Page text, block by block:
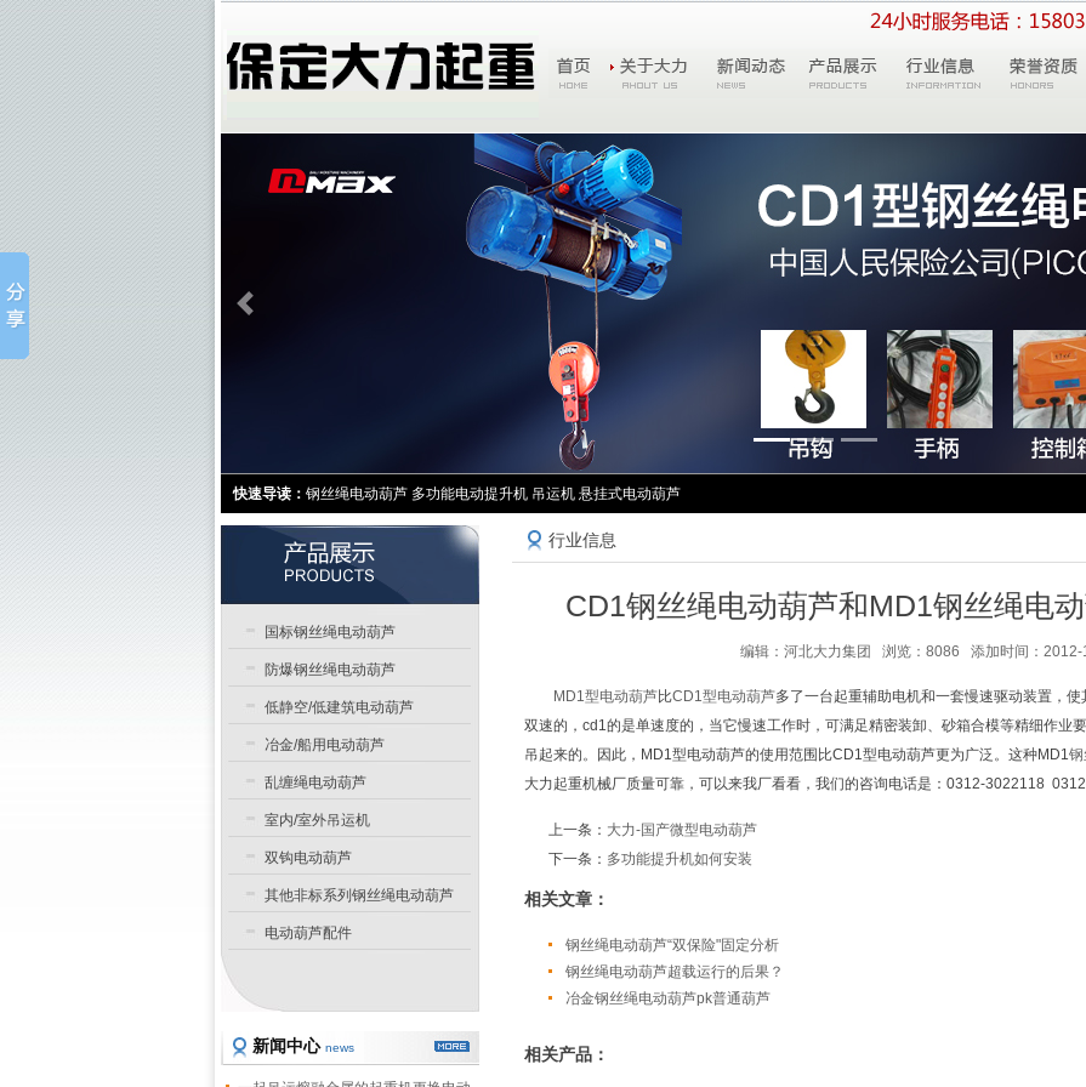
快速导读： 钢丝绳电动葫芦 多功能电动提升机 吊运机 悬挂式电动葫芦
行业信息
CD1钢丝绳电动葫芦和MD1钢丝绳电
编辑：河北大力集团 浏览：8086 添加时间：2012-
MD1型电动葫芦比CD1型电动葫芦多了一台起重辅助电机和一套慢速驱动装置，
双速的，cd1的是单速度的，当它慢速工作时，可满足精密装卸、砂箱合模等精细作业
吊起来的。因此，MD1型电动葫芦的使用范围比CD1型电动葫芦更为广泛。这种MD1
大力起重机械厂质量可靠，可以来我厂看看，我们的咨询电话是：0312-3022118
上一条： 大力-国产微型电动葫芦
下一条： 多功能提升机如何安装
相关文章：
钢丝绳电动葫芦“双保险"固定分析
钢丝绳电动葫芦超载运行的后果？
冶金钢丝绳电动葫芦pk普通葫芦
相关产品：
国标钢丝绳电动葫芦
防爆钢丝绳电动葫芦
低静空/低建筑电动葫芦
冶金/船用电动葫芦
乱缠绳电动葫芦
室内/室外吊运机
双钩电动葫芦
其他非标系列钢丝绳电动葫芦
电动葫芦配件
新闻中心 news